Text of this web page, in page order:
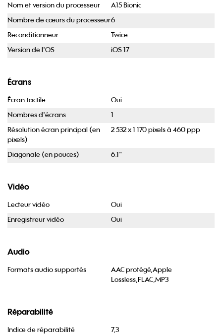
Nom et version du processeur A15 Bionic
Nombre de cœurs du processeur6
Reconditionneur Twice
Version de l'OS iOS 17
Écrans
Écran tactile Oui
Nombres d'écrans
Résolution écran principal (en
pixels)
2 532 x 1 170 pixels à 460 ppp
Diagonale (en pouces) 6.1"
Vidéo
Lecteur vidéo Oui
Enregistreur vidéo Oui
Audio
Formats audio supportés
AAC protégé,Apple
Lossless,FLAC,MP3
Réparabilité
Indice de réparabilité 7,3